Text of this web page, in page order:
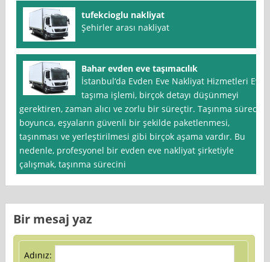
tufekcioglu nakliyat
Şehirler arası nakliyat
Bahar evden eve taşımacılık
İstanbul‘da Evden Eve Nakliyat Hizmetleri Ev
taşıma işlemi, birçok detayı düşünmeyi
gerektiren, zaman alıcı ve zorlu bir süreçtir. Taşınma süreci
boyunca, eşyaların güvenli bir şekilde paketlenmesi,
taşınması ve yerleştirilmesi gibi birçok aşama vardır. Bu
nedenle, profesyonel bir evden eve nakliyat şirketiyle
çalışmak, taşınma sürecini
Bir mesaj yaz
Adınız: